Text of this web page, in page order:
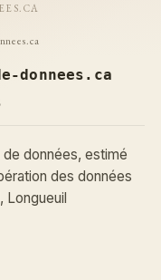
donnees.ca
données, estimé
des données
Longueuil